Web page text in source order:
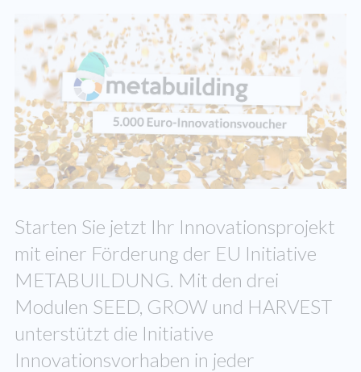
Starten Sie jetzt Ihr Innovationsprojekt
mit einer Förderung der EU Initiative
METABUILDUNG. Mit den drei
Modulen SEED, GROW und HARVEST
unterstützt die Initiative
Innovationsvorhaben in jeder